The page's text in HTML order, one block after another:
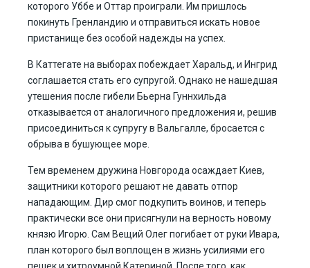
которого Уббе и Оттар проиграли. Им пришлось
покинуть Гренландию и отправиться искать новое
пристанище без особой надежды на успех.
В Каттегате на выборах побеждает Харальд, и Ингрид
соглашается стать его супругой. Однако не нашедшая
утешения после гибели Бьерна Гуннхильда
отказывается от аналогичного предложения и, решив
присоединиться к супругу в Вальгалле, бросается с
обрыва в бушующее море.
Тем временем дружина Новгорода осаждает Киев,
защитники которого решают не давать отпор
нападающим. Дир смог подкупить воинов, и теперь
практически все они присягнули на верность новому
князю Игорю. Сам Вещий Олег погибает от руки Ивара,
план которого был воплощен в жизнь усилиями его